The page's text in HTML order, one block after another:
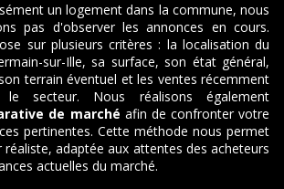
un logement dans la commune, nous
pas d'observer les annonces en cours.
sur plusieurs critères : la localisation du
sur-Ille, sa surface, son état général,
terrain éventuel et les ventes récemment
le secteur. Nous réalisons également
de marché afin de confronter votre
pertinentes. Cette méthode nous permet
réaliste, adaptée aux attentes des acheteurs
actuelles du marché.